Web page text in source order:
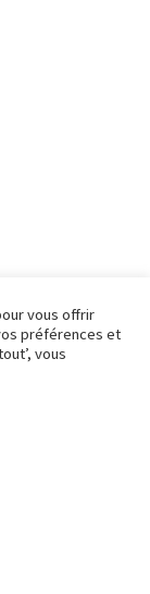
vous offrir
préférences et
vous